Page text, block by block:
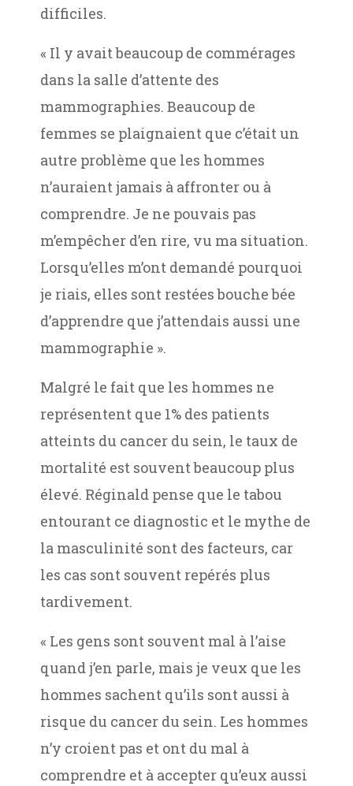
difficiles.
« Il y avait beaucoup de commérages
dans la salle d’attente des
mammographies. Beaucoup de
femmes se plaignaient que c’était un
autre problème que les hommes
n’auraient jamais à affronter ou à
comprendre. Je ne pouvais pas
m’empêcher d’en rire, vu ma situation.
Lorsqu’elles m’ont demandé pourquoi
je riais, elles sont restées bouche bée
d’apprendre que j’attendais aussi une
mammographie ».
Malgré le fait que les hommes ne
représentent que 1% des patients
atteints du cancer du sein, le taux de
mortalité est souvent beaucoup plus
élevé. Réginald pense que le tabou
entourant ce diagnostic et le mythe de
la masculinité sont des facteurs, car
les cas sont souvent repérés plus
tardivement.
« Les gens sont souvent mal à l’aise
quand j’en parle, mais je veux que les
hommes sachent qu’ils sont aussi à
risque du cancer du sein. Les hommes
n’y croient pas et ont du mal à
comprendre et à accepter qu’eux aussi